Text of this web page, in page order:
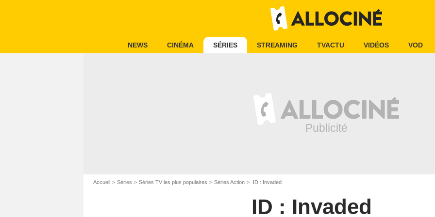
NEWS CINÉMA SÉRIES STREAMING TVACTU VIDÉOS VOD
Accueil Séries Séries TV les plus populaires Séries Action ID : Invaded
ID : Invaded